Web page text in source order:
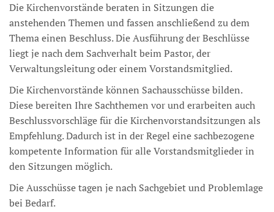
Die Kirchenvorstände beraten in Sitzungen die
anstehenden Themen und fassen anschließend zu dem
Thema einen Beschluss. Die Ausführung der Beschlüsse
liegt je nach dem Sachverhalt beim Pastor, der
Verwaltungsleitung oder einem Vorstandsmitglied.
Die Kirchenvorstände können Sachausschüsse bilden.
Diese bereiten Ihre Sachthemen vor und erarbeiten auch
Beschlussvorschläge für die Kirchenvorstandsitzungen als
Empfehlung. Dadurch ist in der Regel eine sachbezogene
kompetente Information für alle Vorstandsmitglieder in
den Sitzungen möglich.
Die Ausschüsse tagen je nach Sachgebiet und Problemlage
bei Bedarf.